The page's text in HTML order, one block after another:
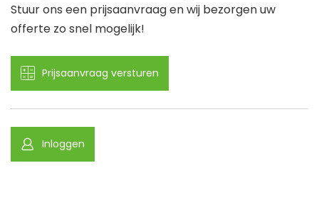
Stuur ons een prijsaanvraag en wij bezorgen uw
offerte zo snel mogelijk!
Prijsaanvraag versturen
Inloggen